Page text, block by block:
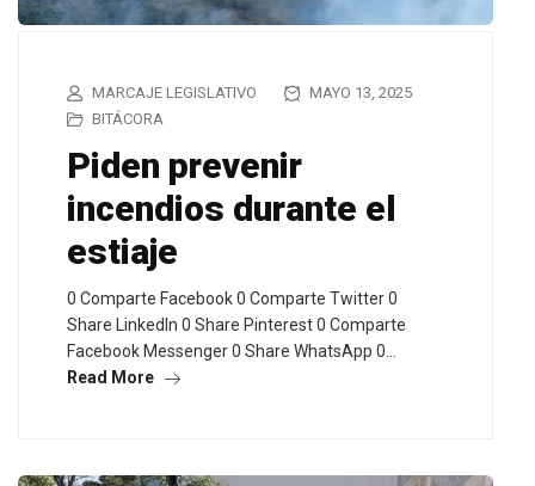
MARCAJE LEGISLATIVO
MAYO 13, 2025
BITÁCORA
Piden prevenir
incendios durante el
estiaje
0 Comparte Facebook 0 Comparte Twitter 0
Share LinkedIn 0 Share Pinterest 0 Comparte
Facebook Messenger 0 Share WhatsApp 0…
Read More